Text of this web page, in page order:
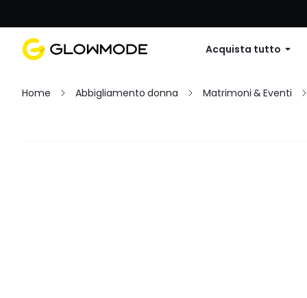
Acquista tutto
Home Abbigliamento donna Matrimoni & Eventi